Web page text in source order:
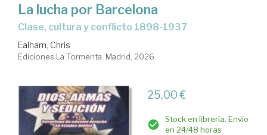
La lucha por Barcelona
Clase, cultura y conflicto 1898-1937
Ealham, Chris
Ediciones La Tormenta. Madrid, 2026
25,00 €
Stock en librería. Envío
en 24/48 horas